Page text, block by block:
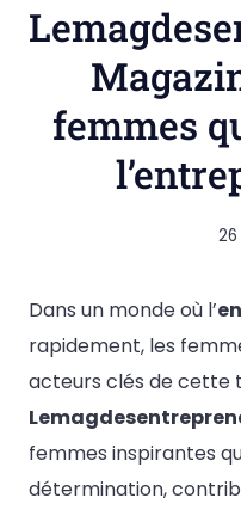
femmes
Dans un monde où l’
rapidement, les
acteurs clés de cette
femmes inspirantes
détermination,